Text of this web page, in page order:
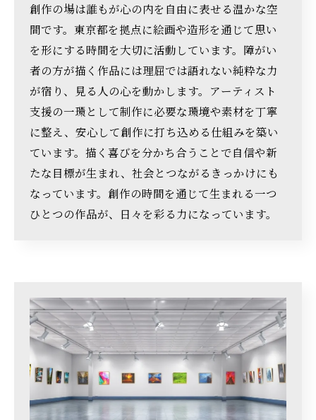
創作の場は誰もが心の内を自由に表せる温かな空
間です。東京都を拠点に絵画や造形を通じて思い
を形にする時間を大切に活動しています。障がい
者の方が描く作品には理屈では語れない純粋な力
が宿り、見る人の心を動かします。アーティスト
支援の一環として制作に必要な環境や素材を丁寧
に整え、安心して創作に打ち込める仕組みを築い
ています。描く喜びを分かち合うことで自信や新
たな目標が生まれ、社会とつながるきっかけにも
なっています。創作の時間を通じて生まれる一つ
ひとつの作品が、日々を彩る力になっています。